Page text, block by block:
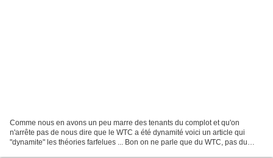
Comme nous en avons un peu marre des tenants du complot et qu'on
n'arrête pas de nous dire que le WTC a été dynamité voici un article qui
"dynamite" les théories farfelues ... Bon on ne parle que du WTC, pas du